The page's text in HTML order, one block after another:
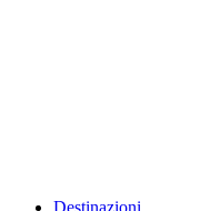
Destinazioni